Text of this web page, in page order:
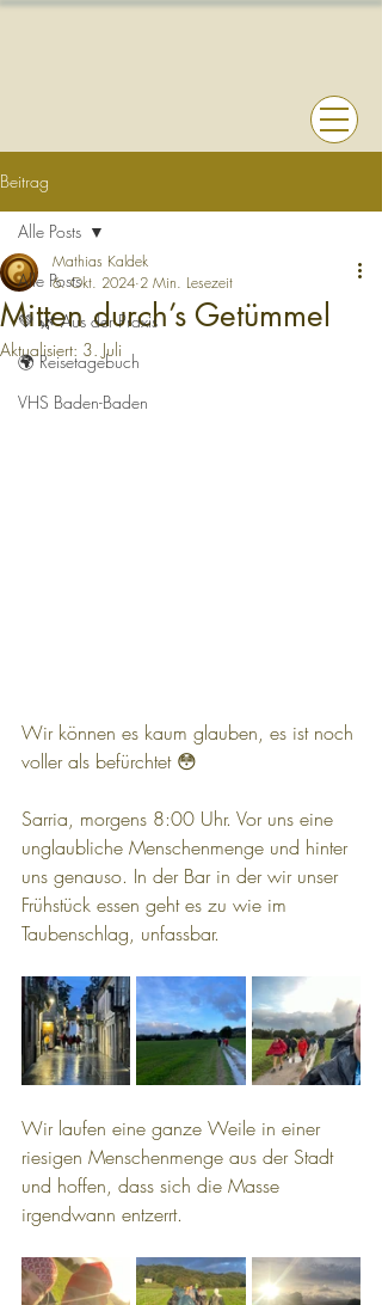
Beitrag
Alle Posts
💚 🌿 Aus der Praxis
🌍 Reisetagebuch
VHS Baden-Baden
Alle Posts
Mitten durch’s Getümmel
Mathias Kaldek
6. Okt. 2024 2 Min. Lesezeit
Aktualisiert: 3. Juli
Wir können es kaum glauben, es ist noch
voller als befürchtet 😳
Sarria, morgens 8:00 Uhr. Vor uns eine
unglaubliche Menschenmenge und hinter
uns genauso. In der Bar in der wir unser
Frühstück essen geht es zu wie im
Taubenschlag, unfassbar.
Wir laufen eine ganze Weile in einer
riesigen Menschenmenge aus der Stadt
und hoffen, dass sich die Masse
irgendwann entzerrt.